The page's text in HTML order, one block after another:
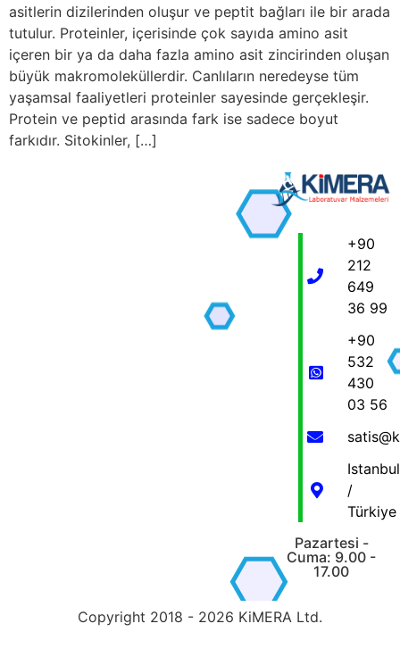
asitlerin dizilerinden oluşur ve peptit bağları ile bir arada
tutulur. Proteinler, içerisinde çok sayıda amino asit
içeren bir ya da daha fazla amino asit zincirinden oluşan
büyük makromoleküllerdir. Canlıların neredeyse tüm
yaşamsal faaliyetleri proteinler sayesinde gerçekleşir.
Protein ve peptid arasında fark ise sadece boyut
farkıdır. Sitokinler, […]
+90
212
649
36 99
+90
532
430
03 56
Istanbul
/
Türkiye
Pazartesi -
Cuma: 9.00 -
17.00
Copyright 2018 - 2026 KiMERA Ltd.